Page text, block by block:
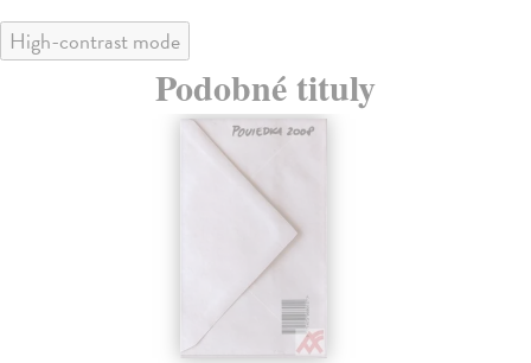
High-contrast mode
Podobné tituly